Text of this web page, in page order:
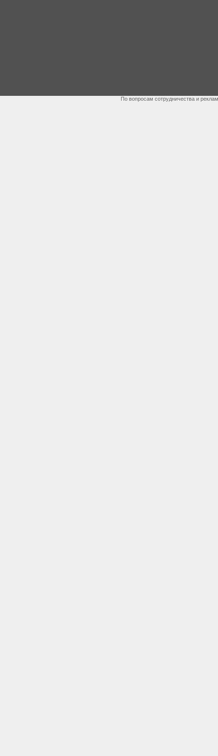
По вопросам сотрудничества и